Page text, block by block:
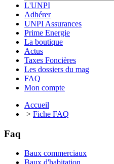
L'UNPI
Adhérer
UNPI Assurances
Prime Energie
La boutique
Actus
Taxes Foncières
Les dossiers du mag
FAQ
Mon compte
Accueil
> Fiche FAQ
Faq
Baux commerciaux